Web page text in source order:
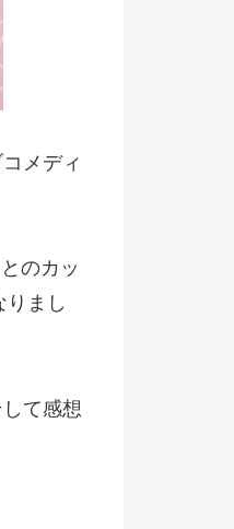
メディ
のカッ
まし
て感想